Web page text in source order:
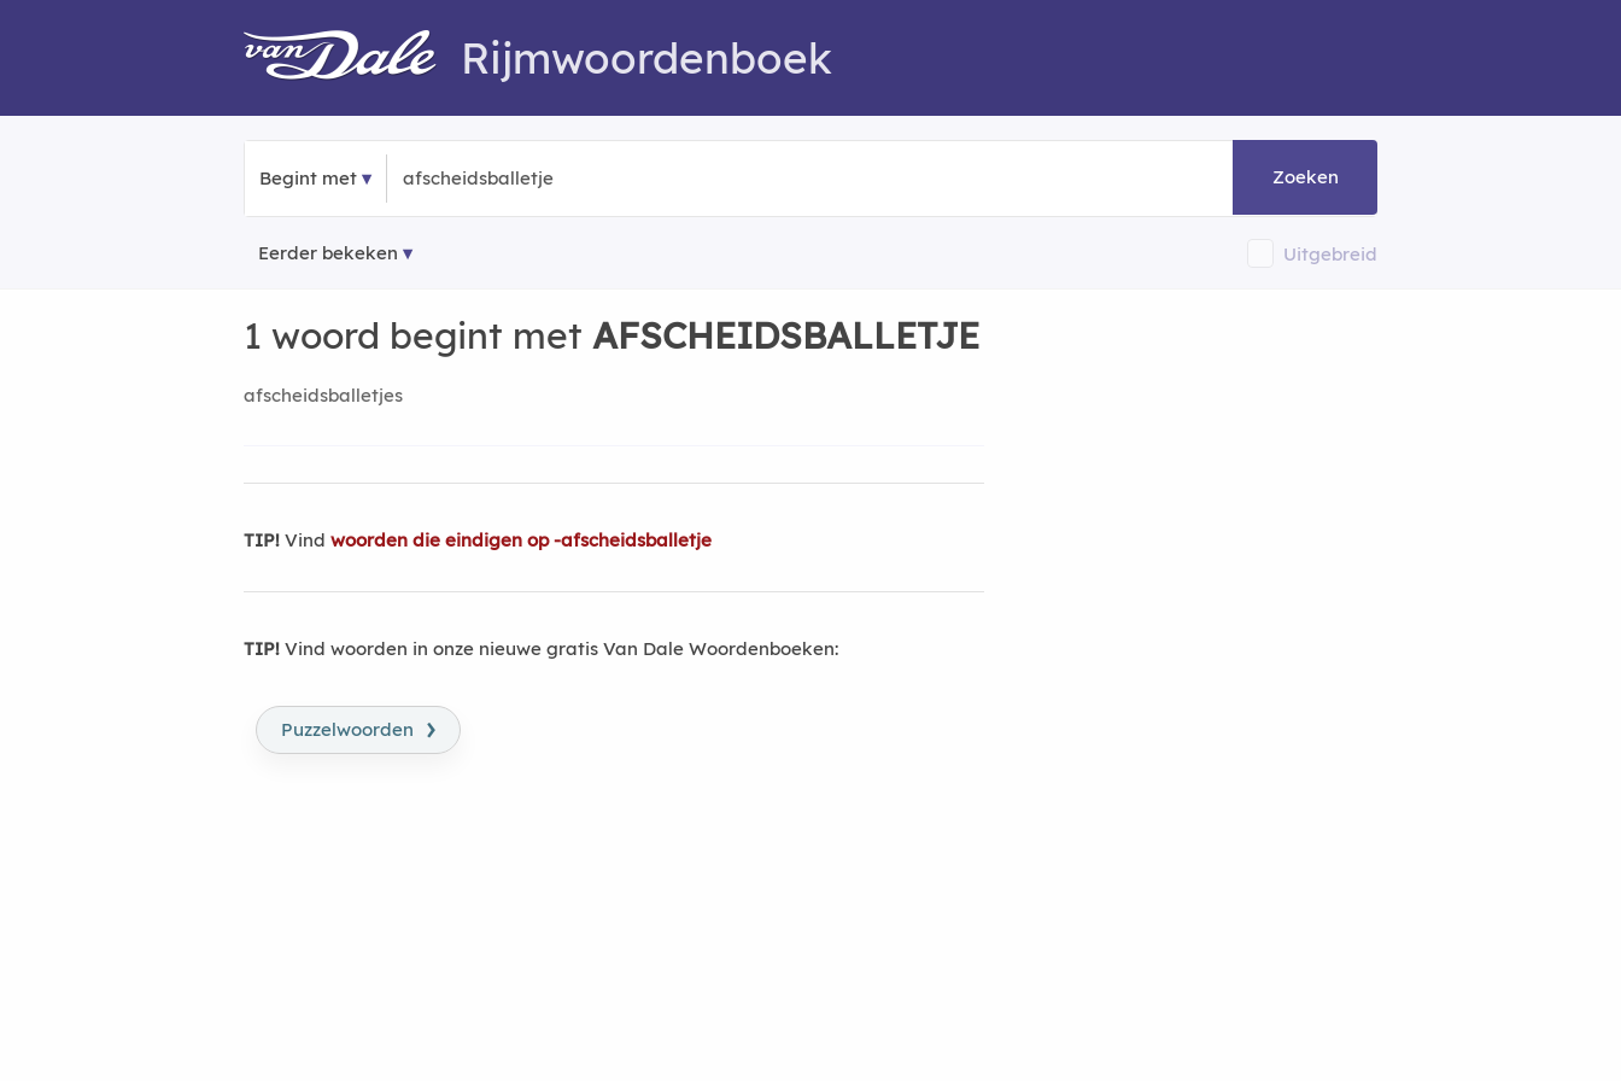
Rijmwoordenboek
Begint met Zoeken
Eerder bekeken Uitgebreid
1 woord begint met AFSCHEIDSBALLETJE
afscheidsballetjes
TIP! Vind woorden die eindigen op -afscheidsballetje
TIP! Vind woorden in onze nieuwe gratis Van Dale Woordenboeken:
Puzzelwoorden ›